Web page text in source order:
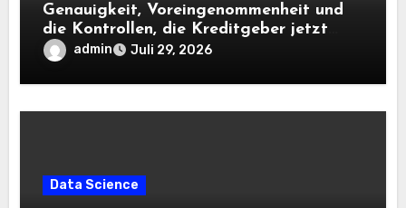
Genauigkeit, Voreingenommenheit und
die Kontrollen, die Kreditgeber jetzt
benötigen |
admin Juli 29, 2026
Data Science